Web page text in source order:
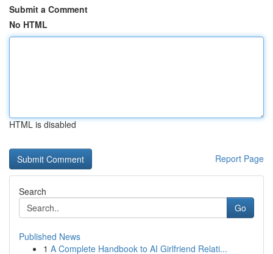
Submit a Comment
No HTML
HTML is disabled
Report Page
Search
Go
Published News
1 A Complete Handbook to AI Girlfriend Relati...